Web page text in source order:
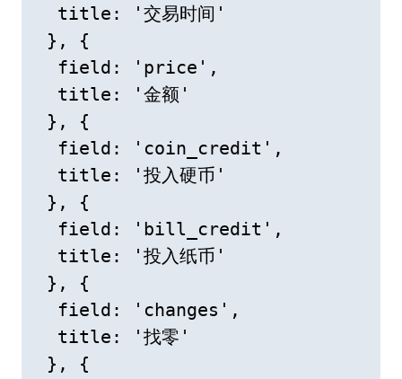
  title: '交易时间'
}, {
  field: 'price',
  title: '金额'
}, {
  field: 'coin_credit',
  title: '投入硬币'
}, {
  field: 'bill_credit',
  title: '投入纸币'
}, {
  field: 'changes',
  title: '找零'
}, {